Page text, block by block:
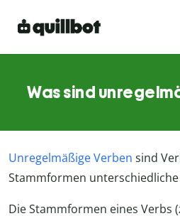
Was sind
Unregelmäßige Verben sind
Stammformen
Die Stammformen eines Verbs